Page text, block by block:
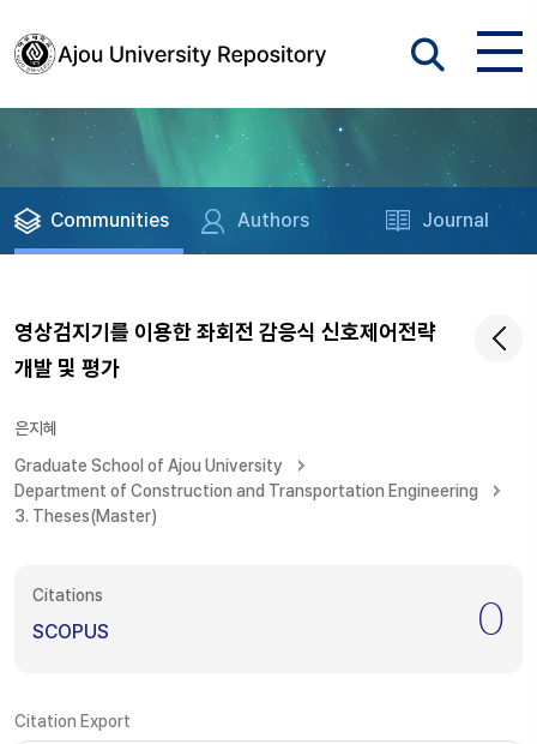
Communities Authors Journal
영상검지기를 이용한 좌회전 감응식 신호제어전략
개발 및 평가
은지혜
Graduate School of Ajou University
Department of Construction and Transportation Engineering
3. Theses(Master)
Citations
SCOPUS 0
Citation Export